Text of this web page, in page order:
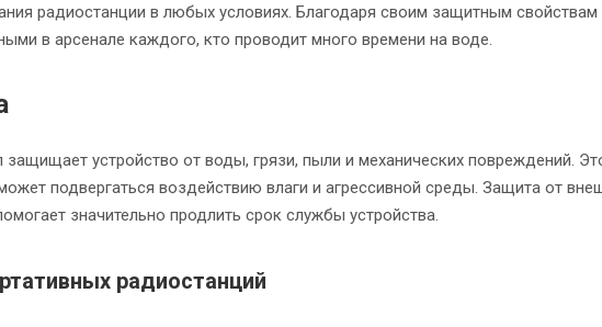
радиостанции в любых условиях. Благодаря своим защитным свойствам
в арсенале каждого, кто проводит много времени на воде.
устройство от воды, грязи, пыли и механических повреждений.
подвергаться воздействию влаги и агрессивной среды. Защита от
значительно продлить срок службы устройства.
радиостанций